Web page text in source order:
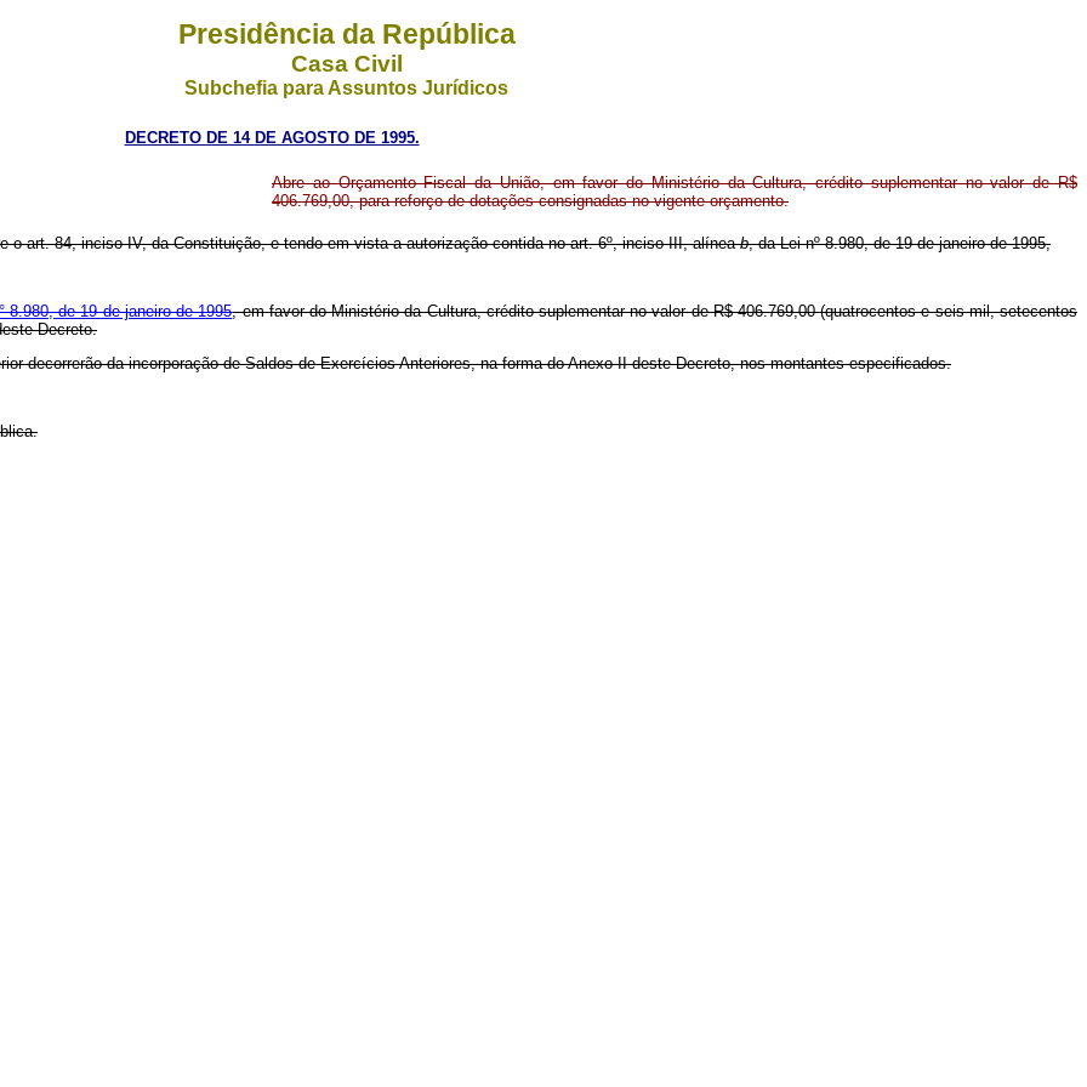
Presidência da República
Casa Civil
Subchefia para Assuntos Jurídicos
DECRETO DE 14 DE AGOSTO DE 1995.
Abre ao Orçamento Fiscal da União, em favor do Ministério da Cultura, crédito suplementar no valor de R$
406.769,00, para reforço de dotações consignadas no vigente orçamento.
o art. 84, inciso IV, da Constituição, e tendo em vista a autorização contida no art. 6º, inciso III, alíneab, da Lei nº 8.980, de 19 de janeiro de 1995,
8.980, de 19 de janeiro de 1995, em favor do Ministério da Cultura, crédito suplementar no valor de R$ 406.769,00 (quatrocentos e seis mil, setecentos
Decreto.
decorrerão da incorporação de Saldos de Exercícios Anteriores, na forma do Anexo II deste Decreto, nos montantes especificados.